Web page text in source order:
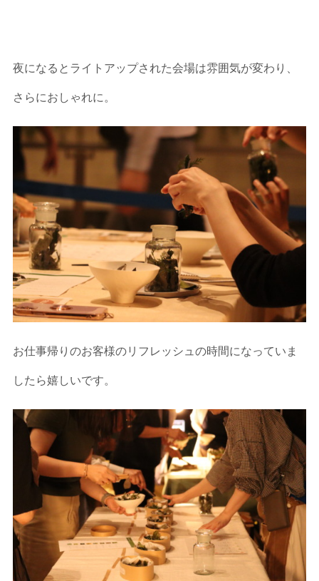
夜になるとライトアップされた会場は雰囲気が変わり、
さらにおしゃれに。
お仕事帰りのお客様のリフレッシュの時間になっていま
したら嬉しいです。